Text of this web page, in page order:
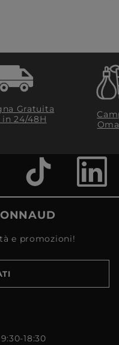
Gratuita
24/48H
e promozioni!
18:30